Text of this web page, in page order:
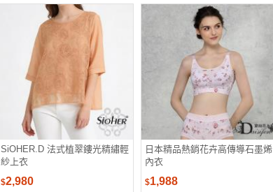
SiOHER.D 法式植翠鏤光精繡輕
紗上衣
$2,980
日本精品熱銷花卉高傳導石墨烯
內衣
$1,988